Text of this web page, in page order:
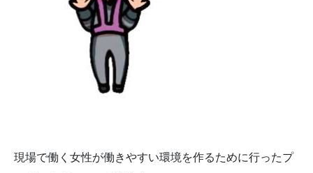
現場で働く女性が働きやすい環境を作るために行ったプ